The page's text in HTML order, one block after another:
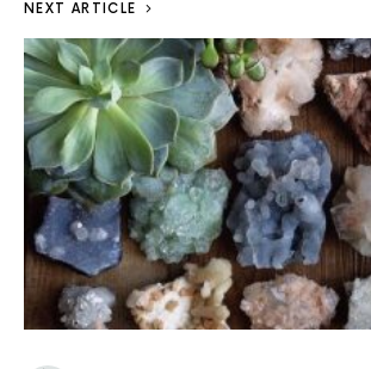
NEXT ARTICLE